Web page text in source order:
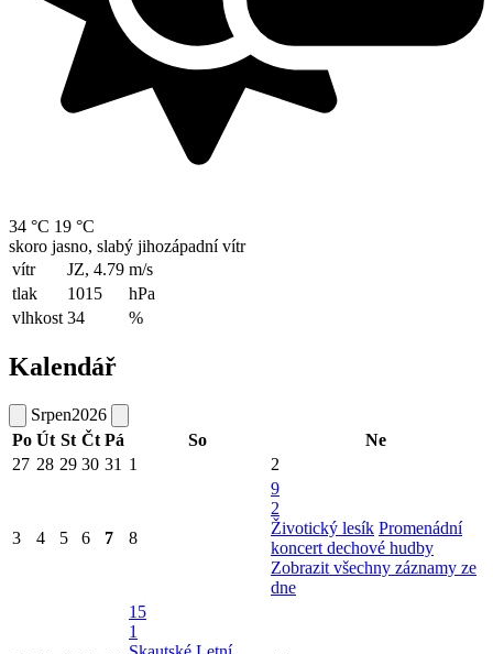
34 °C 19 °C
skoro jasno, slabý jihozápadní vítr
vítr
JZ, 4.79 m/s
tlak
1015
hPa
vlhkost 34 %
Kalendář
Srpen2026
Po Út St Čt Pá So
Ne
27 28 29 30 31 1 2
3 4 5 6 7 8
9
2
Životický lesík Promenádní
koncert dechové hudby
Zobrazit všechny záznamy ze
dne
15
1